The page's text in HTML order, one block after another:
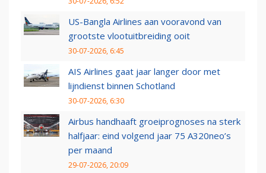
US-Bangla Airlines aan vooravond van
grootste vlootuitbreiding ooit
30-07-2026, 6:45
AIS Airlines gaat jaar langer door met
lijndienst binnen Schotland
30-07-2026, 6:30
Airbus handhaaft groeiprognoses na sterk
halfjaar: eind volgend jaar 75 A320neo’s
per maand
29-07-2026, 20:09